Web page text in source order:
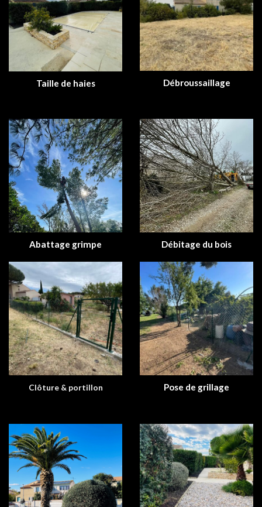
Taille de haies Débroussaillage
Abattage grimpe
Clôture & portillon
Débitage du bois
Pose de grillage